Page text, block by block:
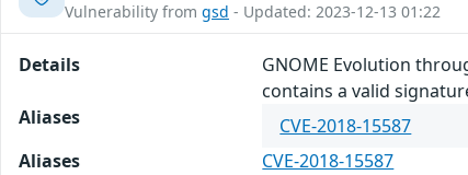
Vulnerability from gsd - Updated: 2023-12-13 01:22
Details
GNOME Evolution
contains a valid
Aliases
CVE-2018-15587
Aliases
CVE-2018-15587